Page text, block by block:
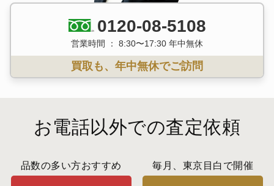
0120-08-5108
営業時間 ： 8:30〜17:30 年中無休
買取も、年中無休でご訪問
お電話以外での査定依頼
品数の多い方おすすめ 毎月、東京目白で開催